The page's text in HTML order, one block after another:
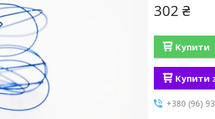
302 ₴
Купити
Купити
+380 (96)